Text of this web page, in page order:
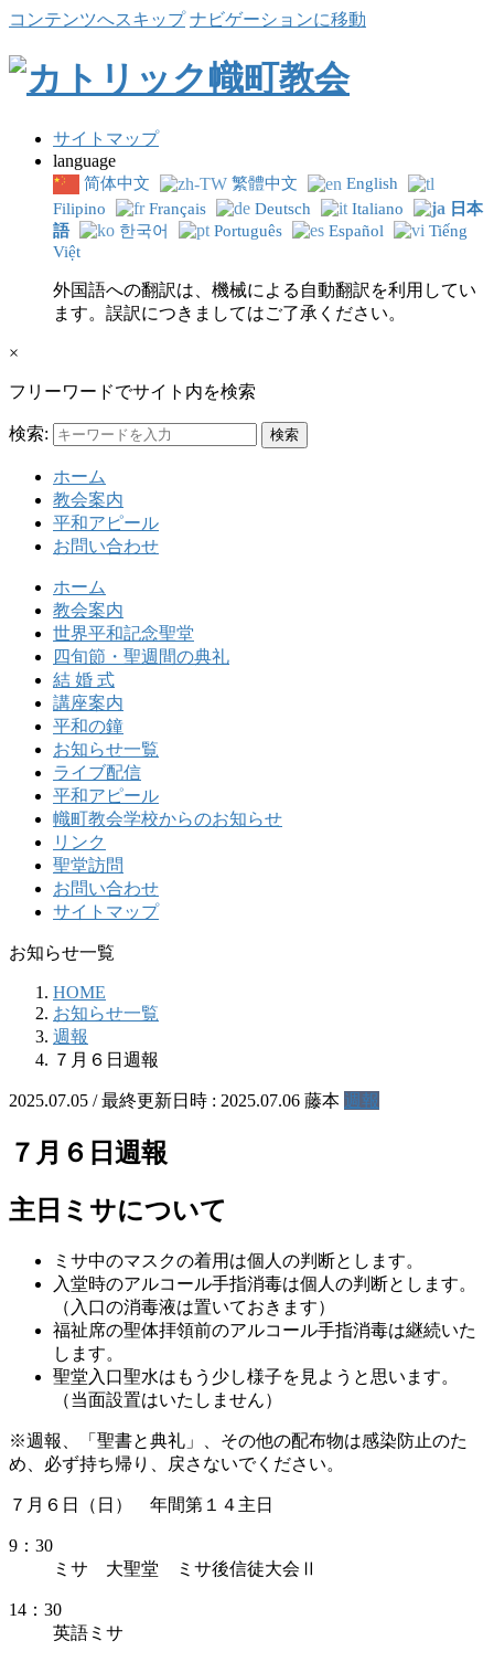
コンテンツへスキップ ナビゲーションに移動
サイトマップ
language
简体中文 繁體中文
English
Filipino
Français Deutsch Italiano
日本
語
한국어 Português Español
Tiếng
Việt
外国語への翻訳は、機械による自動翻訳を利用してい
ます。誤訳につきましてはご了承ください。
×
フリーワードでサイト内を検索
検索:
ホーム
教会案内
平和アピール
お問い合わせ
ホーム
教会案内
世界平和記念聖堂
四旬節・聖週間の典礼
結 婚 式
講座案内
平和の鐘
お知らせ一覧
ライブ配信
平和アピール
幟町教会学校からのお知らせ
リンク
聖堂訪問
お問い合わせ
サイトマップ
お知らせ一覧
HOME
お知らせ一覧
週報
７月６日週報
2025.07.05 / 最終更新日時 : 2025.07.06 藤本 週報
７月６日週報
主日ミサについて
ミサ中のマスクの着用は個人の判断とします。
入堂時のアルコール手指消毒は個人の判断とします。
（入口の消毒液は置いておきます）
福祉席の聖体拝領前のアルコール手指消毒は継続いた
します。
聖堂入口聖水はもう少し様子を見ようと思います。
（当面設置はいたしません）
※週報、「聖書と典礼」、その他の配布物は感染防止のた
め、必ず持ち帰り、戻さないでください。
７月６日（日） 年間第１４主日
9：30
ミサ 大聖堂 ミサ後信徒大会Ⅱ
14：30
英語ミサ